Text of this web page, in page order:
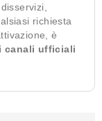
richiesta
è
canali ufficiali